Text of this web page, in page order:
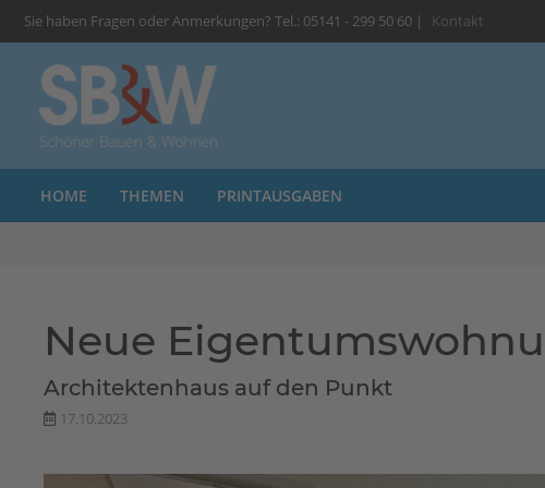
Sie haben Fragen oder Anmerkungen? Tel.: 05141 - 299 50 60 | Kontakt
HOME THEMEN PRINTAUSGABEN
Neue
Architektenhaus auf den Punkt
17.10.2023